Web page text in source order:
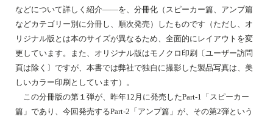
などについて詳しく紹介――を、分冊化（スピーカー篇、アンプ篇
などカテゴリー別に分冊し、順次発売）したものです（ただし、オ
リジナル版とは本のサイズが異なるため、全面的にレイアウトを変
更しています。また、オリジナル版はモノクロ印刷〔ユーザー訪問
頁は除く〕ですが、本書では弊社で独自に撮影した製品写真は、美
しいカラー印刷としています）。
この分冊版の第１弾が、昨年12月に発売したPart-1「スピーカー
篇」であり、今回発売するPart-2「アンプ篇」が、その第2弾という